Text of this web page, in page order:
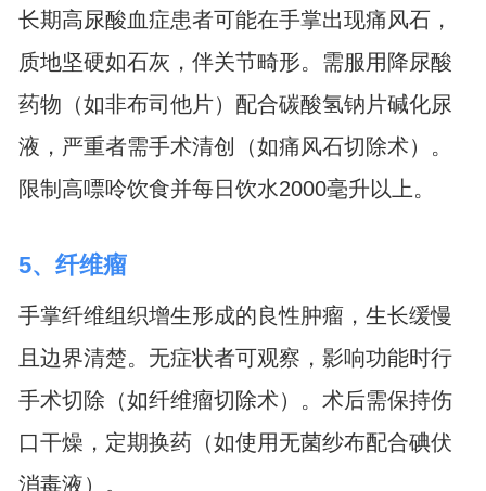
长期高尿酸血症患者可能在手掌出现痛风石，
质地坚硬如石灰，伴关节畸形。需服用降尿酸
药物（如非布司他片）配合碳酸氢钠片碱化尿
液，严重者需手术清创（如痛风石切除术）。
限制高嘌呤饮食并每日饮水2000毫升以上。
5、纤维瘤
手掌纤维组织增生形成的良性肿瘤，生长缓慢
且边界清楚。无症状者可观察，影响功能时行
手术切除（如纤维瘤切除术）。术后需保持伤
口干燥，定期换药（如使用无菌纱布配合碘伏
消毒液）。